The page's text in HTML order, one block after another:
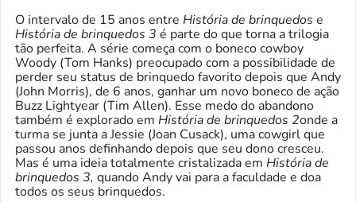
O intervalo de 15 anos entre História de brinquedos e
História de brinquedos 3 é parte do que torna a trilogia
tão perfeita. A série começa com o boneco cowboy
Woody (Tom Hanks) preocupado com a possibilidade de
perder seu status de brinquedo favorito depois que Andy
(John Morris), de 6 anos, ganhar um novo boneco de ação
Buzz Lightyear (Tim Allen). Esse medo do abandono
também é explorado em História de brinquedos 2onde a
turma se junta a Jessie (Joan Cusack), uma cowgirl que
passou anos definhando depois que seu dono cresceu.
Mas é uma ideia totalmente cristalizada em História de
brinquedos 3, quando Andy vai para a faculdade e doa
todos os seus brinquedos.